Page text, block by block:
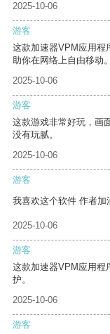
2025-10-06
游客
这款加速器VPM应用程
助你在网络上自由移动。
2025-10-06
游客
这款游戏非常好玩，画
没有玩腻。
2025-10-06
游客
我喜欢这个软件 作者加
2025-10-06
游客
这款加速器VPM应用程
护。
2025-10-06
游客